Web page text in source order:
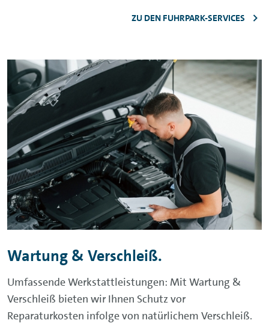
ZU DEN FUHRPARK-SERVICES
Wartung & Verschleiß.
Umfassende Werkstattleistungen: Mit Wartung &
Verschleiß bieten wir Ihnen Schutz vor
Reparaturkosten infolge von natürlichem Verschleiß.